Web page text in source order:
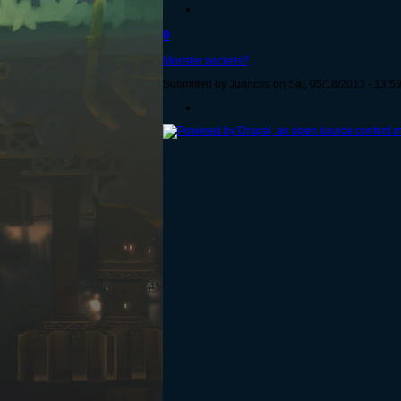
0
Monster pockets?
Submitted by Juances on Sat, 05/18/2013 -